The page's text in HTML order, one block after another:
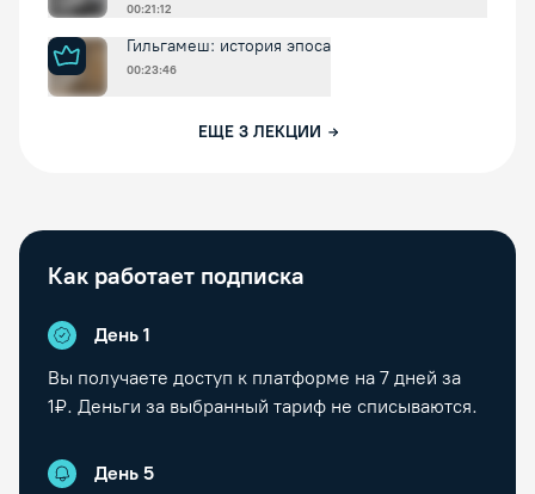
00:21:12
Гильгамеш: история эпоса
00:23:46
ЕЩЕ 3 ЛЕКЦИИ
Как работает подписка
День 1
Вы получаете доступ к платформе на 7 дней за
1₽. Деньги за выбранный тариф не списываются.
День 5